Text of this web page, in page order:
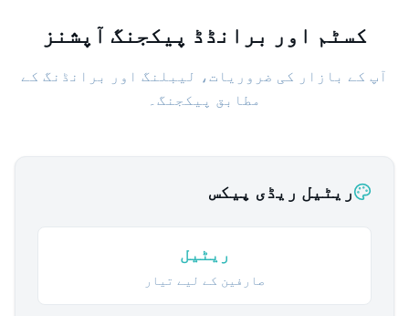
کسٹم اور برانڈڈ پیکجنگ آپشنز
آپ کے بازار کی ضروریات، لیبلنگ اور برانڈنگ کے
مطابق پیکجنگ۔
ریٹیل ریڈی پیکس
ریٹیل
صارفین کے لیے تیار